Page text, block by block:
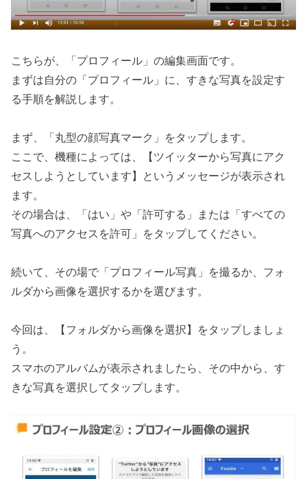
こちらが、「プロフィール」の編集画面です。
まずは自分の「プロフィール」に、すきな写真を設定す
る手順を解説します。
まず、「丸型の顔写真マーク」をタップします。
ここで、機種によっては、【ツイッターから写真にアク
セスしようとしています】というメッセージが表示され
ます。
その場合は、「はい」や「許可する」または「すべての
写真へのアクセスを許可」をタップしてください。
続いて、その場で「プロフィール写真」を撮るか、フォ
ルダから画像を選択するかを選びます。
今回は、【フォルダから画像を選択】をタップしましょ
う。
スマホのアルバムが表示されましたら、その中から、す
きな写真を選択してタップします。